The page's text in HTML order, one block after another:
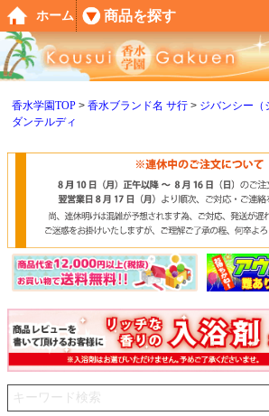
香水学園TOP 香水ブランド名 サ行 ジバンシー（
ダンテルディ
ホーム 商品を探す